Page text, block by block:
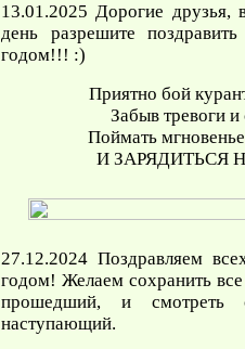
13.01.2025 Дорогие друзья,
день разрешите
годом!!! :)
Приятно бой
Забыв тревоги и
Поймать
И ЗАРЯДИТЬСЯ
27.12.2024 Поздравляем
годом! Желаем сохранить
прошедший, и
наступающий.